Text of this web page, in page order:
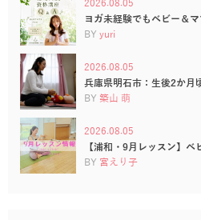
ヨガ未経験でもベビー＆
BY yuri
2026.08.05
兵庫県明石市：生後2か
BY 築山 萌
2026.08.05
【浦和・9月レッスン】
BY 宮えり子